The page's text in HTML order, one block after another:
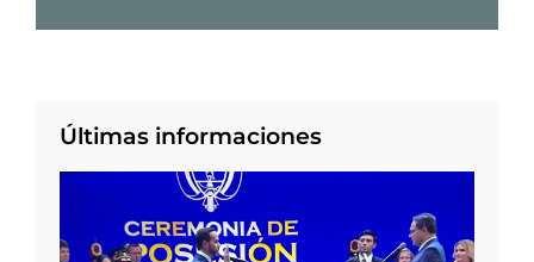
Últimas informaciones